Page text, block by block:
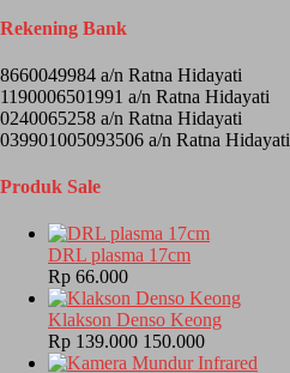
Rekening Bank
8660049984 a/n Ratna Hidayati
1190006501991 a/n Ratna Hidayati
0240065258 a/n Ratna Hidayati
039901005093506 a/n Ratna Hidayati
Produk Sale
DRL plasma 17cm
Rp 66.000
Klakson Denso Keong
Rp 139.000 150.000